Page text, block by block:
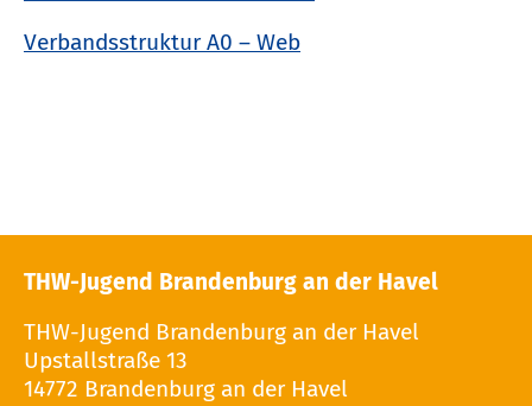
Verbandsstruktur A0 – Web
THW-Jugend Brandenburg an der Havel
THW-Jugend Brandenburg an der Havel
Upstallstraße 13
14772 Brandenburg an der Havel